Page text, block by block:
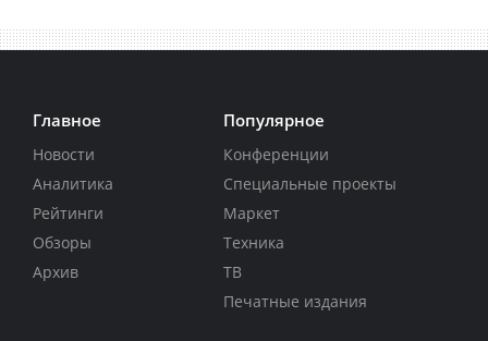
Главное
Новости
Аналитика
Рейтинги
Обзоры
Архив
Популярное
Конференции
Специальные проекты
Маркет
Техника
ТВ
Печатные издания